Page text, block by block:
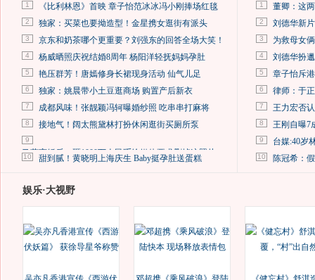
1 《比利林恩》首映 章子怡范冰冰冯小刚捧场红毯
2 独家：买菜也要拗造型！金星携女逛街有派头
3 京东和奶茶哪个更重要？刘强东的回答全场大笑！
4 杨威晒照庆祝结婚8周年 杨阳洋轻抚妈妈孕肚
5 艳压群芳！唐嫣修身长裙现身活动 仙气儿足
6 独家：姚晨带小土豆逛商场 购置产后新衣
7 成都风味！张靓颖冯轲曝婚纱照 吃串串打麻将
8 接地气！阔太熊黛林打扮休闲逛街买厕所泵
9
马蓉离婚后，砸1000万人民币给媒体要求删掉这照片
10 甜到腻！黄晓明上海庆生 Baby挺孕肚送蛋糕
1 董卿：这
2 刘德华新
3 为救母女
4 刘德华扮
5 章子怡斥
6 律师：于
7 王力宏否
8 王刚自曝7
9 台媒:40岁
10 陈冠希：
娱乐·大视野